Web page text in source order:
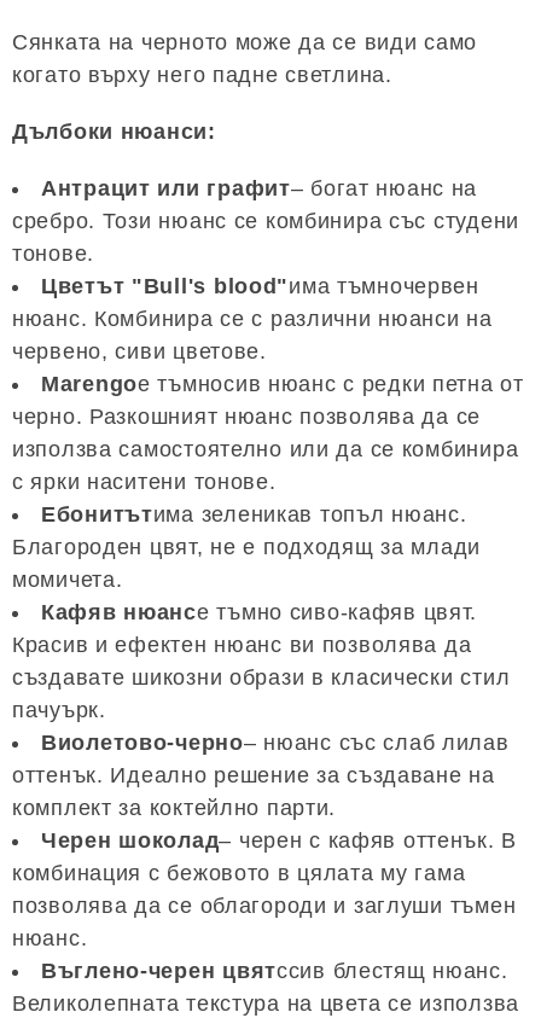
Сянката на черното може да се види само
когато върху него падне светлина.
Дълбоки нюанси:
Антрацит или графит– богат нюанс на
сребро. Този нюанс се комбинира със студени
тонове.
Цветът "Bull's blood"има тъмночервен
нюанс. Комбинира се с различни нюанси на
червено, сиви цветове.
Marengoе тъмносив нюанс с редки петна от
черно. Разкошният нюанс позволява да се
използва самостоятелно или да се комбинира
с ярки наситени тонове.
Ебонитътима зеленикав топъл нюанс.
Благороден цвят, не е подходящ за млади
момичета.
Кафяв нюансе тъмно сиво-кафяв цвят.
Красив и ефектен нюанс ви позволява да
създавате шикозни образи в класически стил
пачуърк.
Виолетово-черно– нюанс със слаб лилав
оттенък. Идеално решение за създаване на
комплект за коктейлно парти.
Черен шоколад– черен с кафяв оттенък. В
комбинация с бежовото в цялата му гама
позволява да се облагороди и заглуши тъмен
нюанс.
Въглено-черен цвятссив блестящ нюанс.
Великолепната текстура на цвета се използва